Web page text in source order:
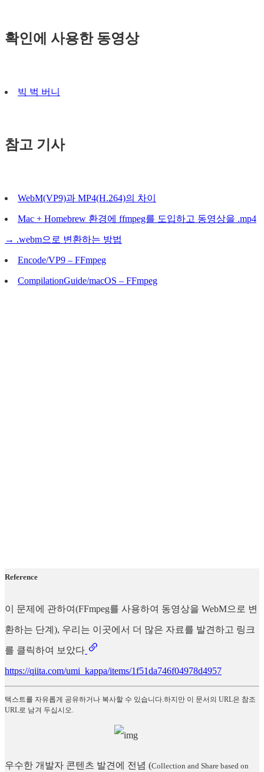
확인에 사용한 동영상
빅 벅 버니
참고 기사
WebM(VP9)과 MP4(H.264)의 차이
Mac + Homebrew 환경에 ffmpeg를 도입하고 동영상을 .mp4
→ .webm으로 변환하는 방법
Encode/VP9 – FFmpeg
CompilationGuide/macOS – FFmpeg
Reference
이 문제에 관하여(FFmpeg를 사용하여 동영상을 WebM으로 변
환하는 단계), 우리는 이곳에서 더 많은 자료를 발견하고 링크
를 클릭하여 보았다
https://qiita.com/umi_kappa/items/1f51da746f04978d4957
텍스트를 자유롭게 공유하거나 복사할 수 있습니다.하지만 이 문서의 URL은 참조
URL로 남겨 두십시오.
우수한 개발자 콘텐츠 발견에 전념 (Collection and Share based on